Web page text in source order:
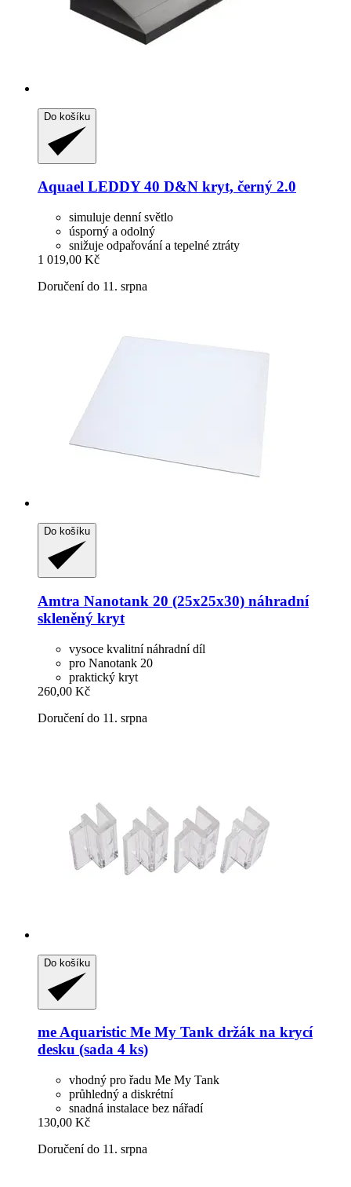
Do košíku
Aquael LEDDY 40 D&N kryt, černý 2.0
simuluje denní světlo
úsporný a odolný
snižuje odpařování a tepelné ztráty
1 019,00 Kč
Doručení do 11. srpna
Do košíku
Amtra Nanotank 20 (25x25x30) náhradní
skleněný kryt
vysoce kvalitní náhradní díl
pro Nanotank 20
praktický kryt
260,00 Kč
Doručení do 11. srpna
Do košíku
me Aquaristic Me My Tank držák na krycí
desku (sada 4 ks)
vhodný pro řadu Me My Tank
průhledný a diskrétní
snadná instalace bez nářadí
130,00 Kč
Doručení do 11. srpna